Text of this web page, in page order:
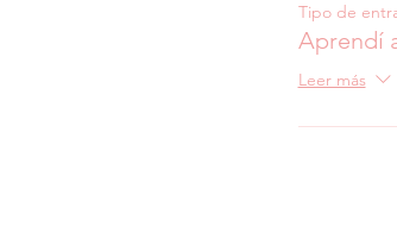
Tipo de
Aprendí
Leer más